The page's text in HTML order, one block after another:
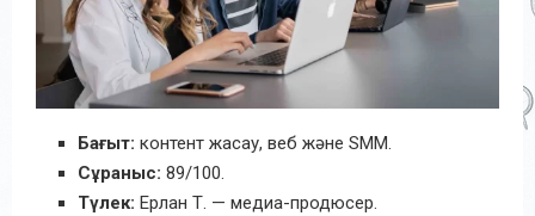
Бағыт: контент жасау, веб және SMM.
Сұраныс: 89/100.
Түлек: Ерлан Т. — медиа-продюсер.